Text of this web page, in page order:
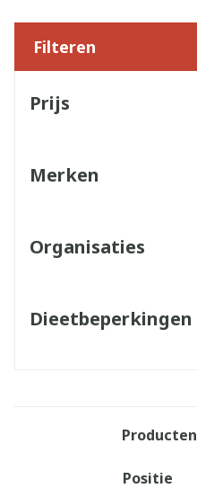
Filteren
Prijs
Merken
Organisaties
Dieetbeperkingen
Producten
Sorteer op: